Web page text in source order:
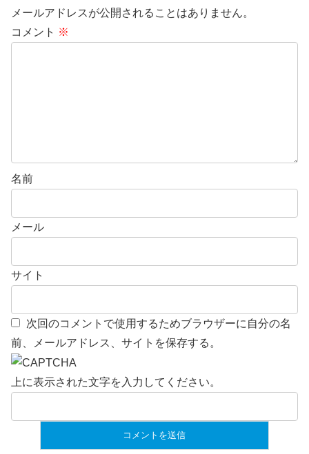
メールアドレスが公開されることはありません。
コメント ※
名前
メール
サイト
次回のコメントで使用するためブラウザーに自分の名
前、メールアドレス、サイトを保存する。
上に表示された文字を入力してください。